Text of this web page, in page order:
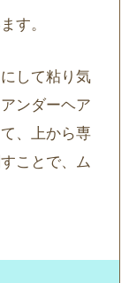
す。
して粘り気
ンダーヘア
、上から専
ことで、ム